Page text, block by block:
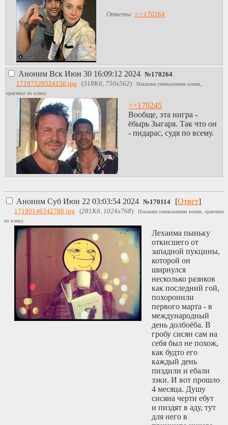
Ответы: >>170264
Аноним Вск Июн 30 16:09:12 2024 №170264
17197529524150.jpg (318Кб, 750x562)
Показана уменьшенная копия,
оригинал по клику.
>>170245
Вообще, эта нигра -
ёбырь Зыгаря. Так что он
- пидарас, судя по всему.
Аноним Суб Июн 22 03:03:54 2024 №170114 [Ответ]
17190146342780.jpg (281Кб, 1024x768)
Показана уменьшенная копия, оригинал
по клику.
Лехаима пыньку
откисшего от
западной пукцины,
которой он
ширнулся
несколько разиков
как последний гой,
похоронили
первого марта - в
международный
день долбоёба. В
гробу сисян сам на
себя был не похож,
как будто его
каждый день
пиздили и ебали
зэки. И вот прошло
4 месяца. Душу
сисяна черти ебут
и пиздят в аду, тут
для него в